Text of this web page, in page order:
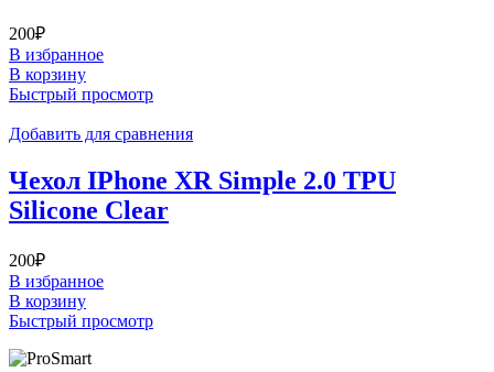
200₽
В избранное
В корзину
Быстрый просмотр
Добавить для сравнения
Чехол IPhone XR Simple 2.0 TPU
Silicone Clear
200₽
В избранное
В корзину
Быстрый просмотр